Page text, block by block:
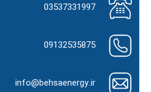
03537331997
09132535875
info@behsaenergy.ir